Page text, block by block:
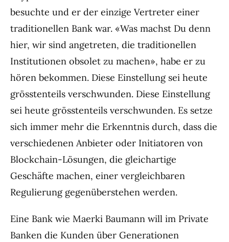
besuchte und er der einzige Vertreter einer
traditionellen Bank war. «Was machst Du denn
hier, wir sind angetreten, die traditionellen
Institutionen obsolet zu machen», habe er zu
hören bekommen. Diese Einstellung sei heute
grösstenteils verschwunden. Diese Einstellung
sei heute grösstenteils verschwunden. Es setze
sich immer mehr die Erkenntnis durch, dass die
verschiedenen Anbieter oder Initiatoren von
Blockchain-Lösungen, die gleichartige
Geschäfte machen, einer vergleichbaren
Regulierung gegenüberstehen werden.
Eine Bank wie Maerki Baumann will im Private
Banken die Kunden über Generationen